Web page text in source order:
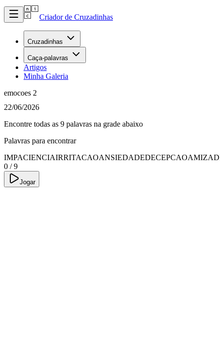
Criador de Cruzadinhas
Cruzadinhas
Caça-palavras
Artigos
Minha Galeria
emocoes 2
22/06/2026
Encontre todas as 9 palavras na grade abaixo
Palavras para encontrar
IMPACIENCIAIRRITACAOANSIEDADEDECEPCAO
0 /9
Jogar